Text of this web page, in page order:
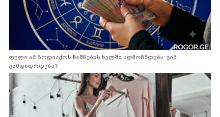
ფული ამ ზოდიაქოს ნიშნების ხელში აღმოჩნდება: ვინ
გამდიდრდება?